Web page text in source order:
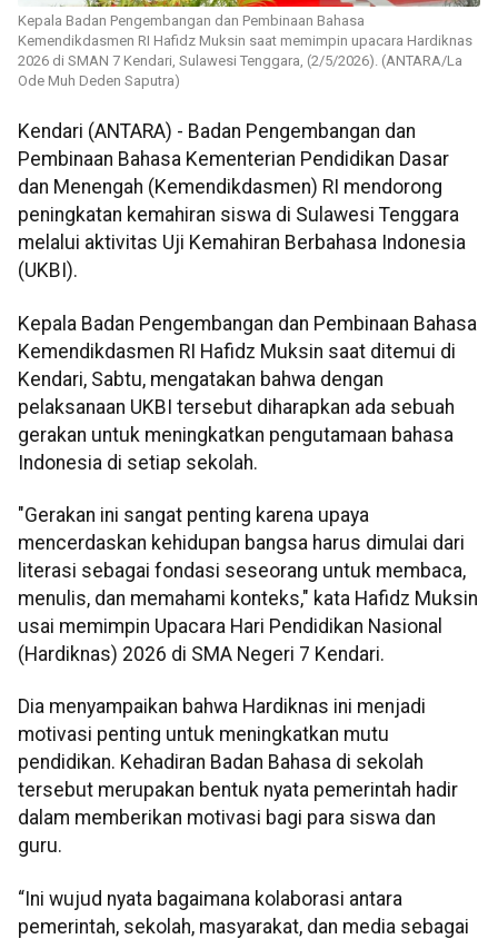
Kepala Badan Pengembangan dan Pembinaan Bahasa
Kemendikdasmen RI Hafidz Muksin saat memimpin upacara Hardiknas
2026 di SMAN 7 Kendari, Sulawesi Tenggara, (2/5/2026). (ANTARA/La
Ode Muh Deden Saputra)
Kendari (ANTARA) - Badan Pengembangan dan
Pembinaan Bahasa Kementerian Pendidikan Dasar
dan Menengah (Kemendikdasmen) RI mendorong
peningkatan kemahiran siswa di Sulawesi Tenggara
melalui aktivitas Uji Kemahiran Berbahasa Indonesia
(UKBI).
Kepala Badan Pengembangan dan Pembinaan Bahasa
Kemendikdasmen RI Hafidz Muksin saat ditemui di
Kendari, Sabtu, mengatakan bahwa dengan
pelaksanaan UKBI tersebut diharapkan ada sebuah
gerakan untuk meningkatkan pengutamaan bahasa
Indonesia di setiap sekolah.
"Gerakan ini sangat penting karena upaya
mencerdaskan kehidupan bangsa harus dimulai dari
literasi sebagai fondasi seseorang untuk membaca,
menulis, dan memahami konteks," kata Hafidz Muksin
usai memimpin Upacara Hari Pendidikan Nasional
(Hardiknas) 2026 di SMA Negeri 7 Kendari.
Dia menyampaikan bahwa Hardiknas ini menjadi
motivasi penting untuk meningkatkan mutu
pendidikan. Kehadiran Badan Bahasa di sekolah
tersebut merupakan bentuk nyata pemerintah hadir
dalam memberikan motivasi bagi para siswa dan
guru.
“Ini wujud nyata bagaimana kolaborasi antara
pemerintah, sekolah, masyarakat, dan media sebagai